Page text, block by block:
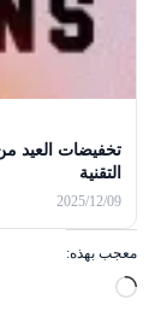
التقنية
2025/12/09
معجب بهذه:
ج